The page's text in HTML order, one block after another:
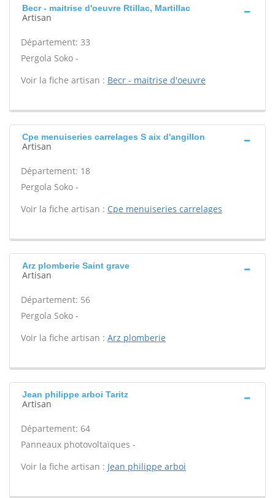
Becr - maitrise d'oeuvre Rtillac, Martillac
Artisan
Département: 33
Pergola Soko -
Voir la fiche artisan : Becr - maitrise d'oeuvre
Cpe menuiseries carrelages S aix d'angillon
Artisan
Département: 18
Pergola Soko -
Voir la fiche artisan : Cpe menuiseries carrelages
Arz plomberie Saint grave
Artisan
Département: 56
Pergola Soko -
Voir la fiche artisan : Arz plomberie
Jean philippe arboi Taritz
Artisan
Département: 64
Panneaux photovoltaïques -
Voir la fiche artisan : Jean philippe arboi